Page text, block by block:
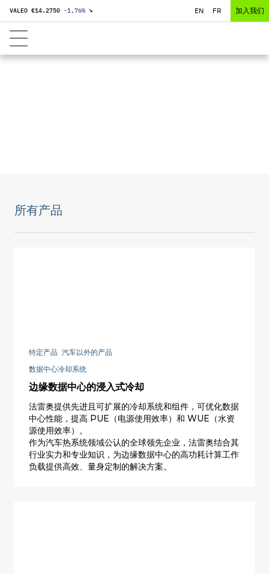
VALEO €14.2750 -1,76% ↘ EN FR 加入我们
所有产品
特定产品 汽车以外的产品
数据中心冷却系统
边缘数据中心的浸入式冷却
法雷奥提供先进且可扩展的冷却系统和组件，可优化数据
中心性能，提高 PUE（电源使用效率）和 WUE（水资
源使用效率）。
作为汽车热系统领域公认的全球领先企业，法雷奥结合其
行业实力和专业知识，为边缘数据中心的高功耗计算工作
负载提供高效、量身定制的解决方案。